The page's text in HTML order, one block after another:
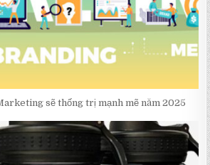
sẽ thống trị mạnh mẽ năm 2025